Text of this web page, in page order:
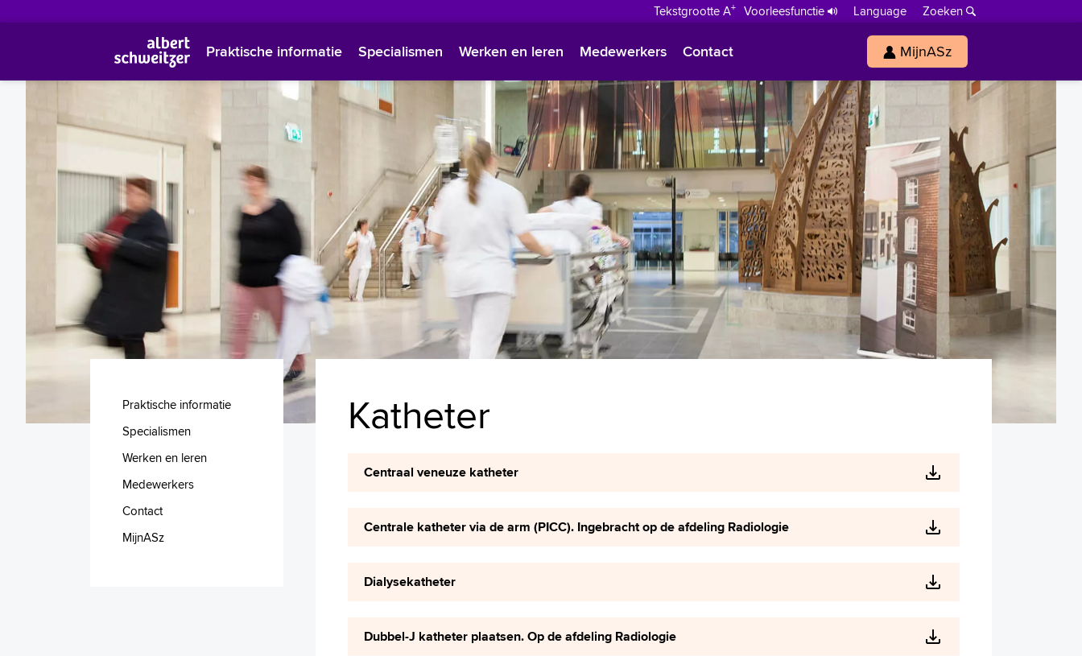
Tekstgrootte A+ Voorleesfunctie Language
Zoeken
Polski
Türkçe
Arabisch
Praktische informatie Specialismen Werken en leren Medewerkers Contact MijnASz
Praktische informatie
Specialismen
Werken en leren
Medewerkers
Contact
MijnASz
Katheter
Centraal veneuze katheter
Centrale katheter via de arm (PICC). Ingebracht op de afdeling Radiologie
Dialysekatheter
Dubbel-J katheter plaatsen. Op de afdeling Radiologie